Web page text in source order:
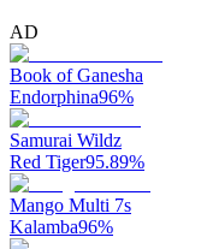
AD
Book of Ganesha
Endorphina96%
Samurai Wildz
Red Tiger95.89%
Mango Multi 7s
Kalamba96%